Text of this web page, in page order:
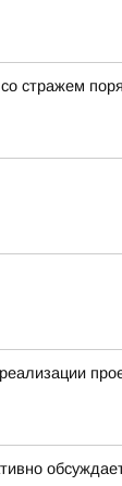
стражем